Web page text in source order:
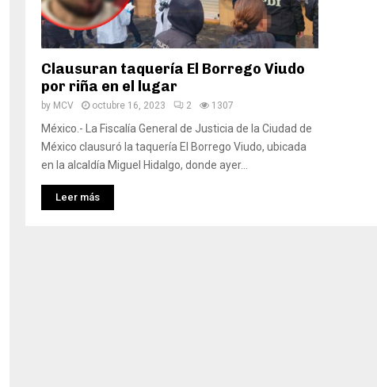
Clausuran taquería El Borrego Viudo
por riña en el lugar
by MCV octubre 16, 2023 2 1307
México.- La Fiscalía General de Justicia de la Ciudad de
México clausuró la taquería El Borrego Viudo, ubicada
en la alcaldía Miguel Hidalgo, donde ayer...
Leer más